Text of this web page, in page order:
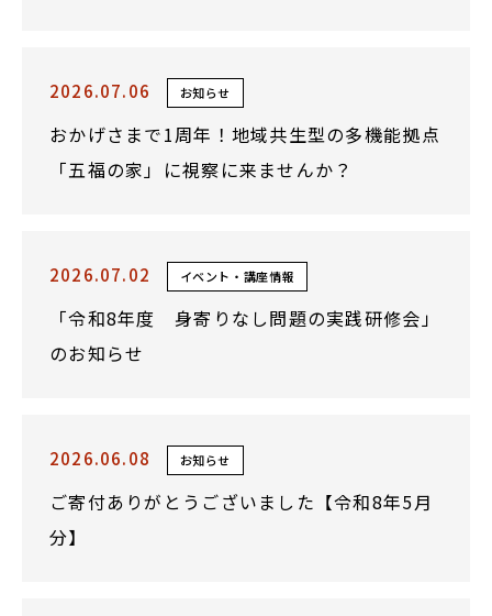
2026.07.06 お知らせ
おかげさまで1周年！地域共生型の多機能拠点
「五福の家」に視察に来ませんか？
2026.07.02 イベント・講座情報
「令和8年度 身寄りなし問題の実践研修会」
のお知らせ
2026.06.08 お知らせ
ご寄付ありがとうございました【令和8年5月
分】